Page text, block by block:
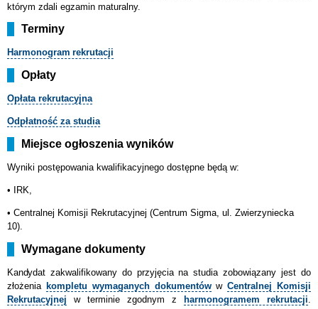
którym zdali egzamin maturalny.
Terminy
Harmonogram rekrutacji
Opłaty
Opłata rekrutacyjna
Odpłatność za studia
Miejsce ogłoszenia wyników
Wyniki postępowania kwalifikacyjnego dostępne będą w:
• IRK,
• Centralnej Komisji Rekrutacyjnej (Centrum Sigma, ul. Zwierzyniecka
10).
Wymagane dokumenty
Kandydatzakwalifikowany do przyjęcia na studia zobowiązany jest do
złożenia kompletu wymaganych dokumentówwCentralnej Komisji
Rekrutacyjnej w terminie zgodnym z harmonogramem rekrutacji